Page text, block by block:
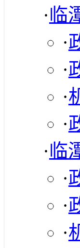
·临
·
·
·
·
·临
·
·
·